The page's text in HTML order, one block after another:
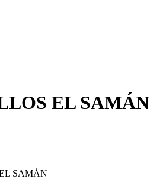
EL SAMÁN
SAMÁN